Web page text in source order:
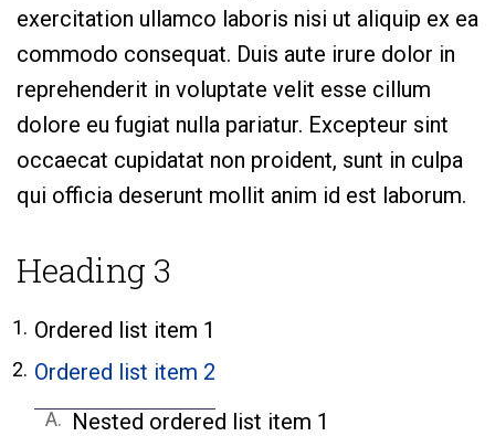
exercitation ullamco laboris nisi ut aliquip ex ea
commodo consequat. Duis aute irure dolor in
reprehenderit in voluptate velit esse cillum
dolore eu fugiat nulla pariatur. Excepteur sint
occaecat cupidatat non proident, sunt in culpa
qui officia deserunt mollit anim id est laborum.
Heading 3
Ordered list item 1
Ordered list item 2
Nested ordered list item 1